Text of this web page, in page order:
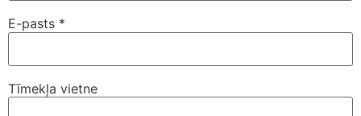
E-pasts *
Tīmekļa vietne